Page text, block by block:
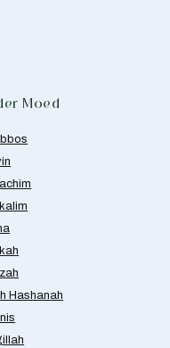
Moed
Hashanah